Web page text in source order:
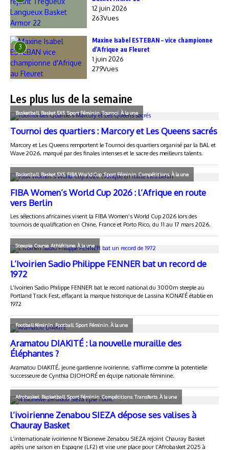
12 juin 2026
263Vues
3
Maxine Isabel ESTEBAN – vice championne
d’Afrique au Fleuret
1 juin 2026
279Vues
Les plus lus de la semaine